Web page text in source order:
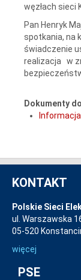
węzłach sieci
Pan Henryk
spotkania, na
świadczenie
realizacja w
Dokumenty
KONTAKT
Polskie Sieci
ul. Warszawska
05-520
więcej
PSE